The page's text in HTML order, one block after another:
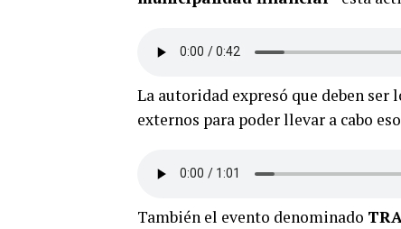
La autoridad expresó que deben ser
externos para poder llevar a cabo
También el evento denominado